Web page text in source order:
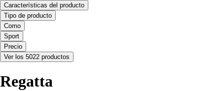
Características del producto
Tipo de producto
Como
Sport
Precio
Ver los 5022 productos
Regatta